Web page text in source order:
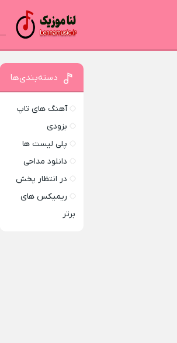
دسته‌بندی‌ها
آهنگ های تاپ
بزودی
پلی لیست ها
دانلود مداحی
در انتظار پخش
ریمیکس های
برتر